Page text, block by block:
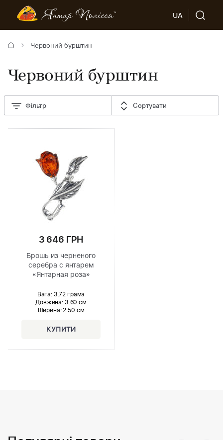
UA
Червоний бурштин
Червоний бурштин
Фільтр Сортувати
3 646 ГРН
Брошь из черненого
серебра с янтарем
«Янтарная роза»
Вага: 3.72 грама
Довжина: 3.60 см
Ширина: 2.50 см